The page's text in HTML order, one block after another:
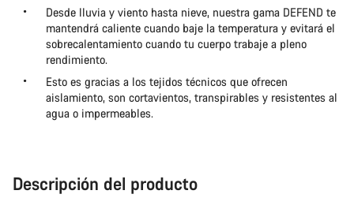
Desde lluvia y viento hasta nieve, nuestra gama DEFEND te
mantendrá caliente cuando baje la temperatura y evitará el
sobrecalentamiento cuando tu cuerpo trabaje a pleno
rendimiento.
Esto es gracias a los tejidos técnicos que ofrecen
aislamiento, son cortavientos, transpirables y resistentes al
agua o impermeables.
Descripción del producto